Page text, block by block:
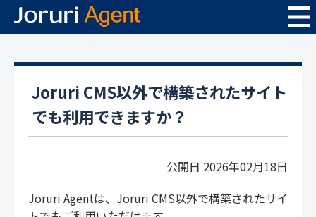
Joruri CMS以外で構築されたサイト
でも利用できますか？
公開日 2026年02月18日
Joruri Agentは、Joruri CMS以外で構築されたサイ